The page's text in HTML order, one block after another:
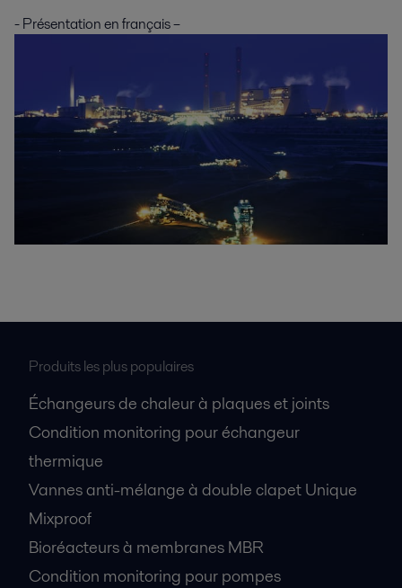
- Présentation en français –
Produits les plus populaires
Échangeurs de chaleur à plaques et joints
Condition monitoring pour échangeur
thermique
Vannes anti-mélange à double clapet Unique
Mixproof
Bioréacteurs à membranes MBR
Condition monitoring pour pompes